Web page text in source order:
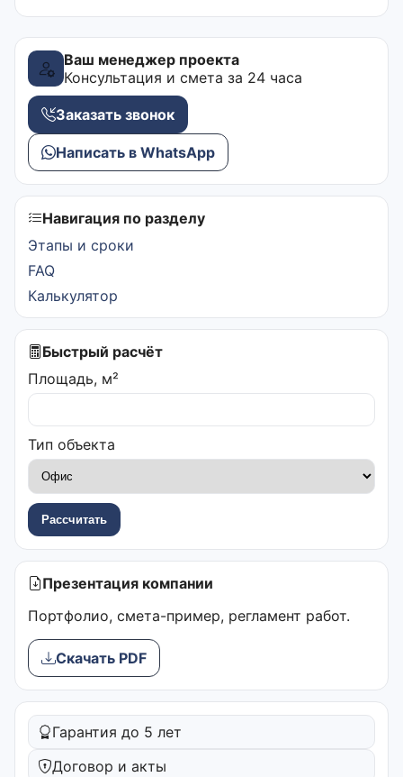
Ваш менеджер проекта
Консультация и смета за 24 часа
Заказать звонок
Написать в WhatsApp
Навигация по разделу
Этапы и сроки
FAQ
Калькулятор
Быстрый расчёт
Площадь, м²
Тип объекта
Рассчитать
Презентация компании
Портфолио, смета-пример, регламент работ.
Скачать PDF
Гарантия до 5 лет
Договор и акты